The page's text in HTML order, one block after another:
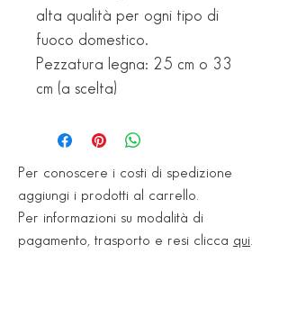
alta qualità per ogni tipo di
fuoco domestico.
Pezzatura legna: 25 cm o 33
cm (a scelta)
Per conoscere i costi di spedizione
aggiungi i prodotti al carrello.
Per informazioni su modalità di
pagamento, trasporto e resi clicca qui